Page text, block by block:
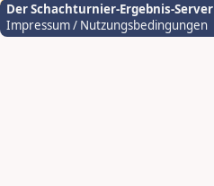
Der Schachturnier-Ergebnis-Server
Impressum / Nutzungsbedingungen